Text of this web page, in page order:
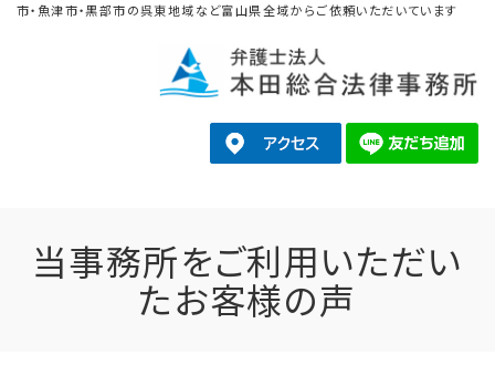
市・魚津市・黒部市の呉東地域など富山県全域からご依頼いただいています
当事務所をご利用いただい
たお客様の声